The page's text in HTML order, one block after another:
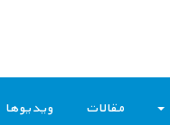
مقالات ویدیوها